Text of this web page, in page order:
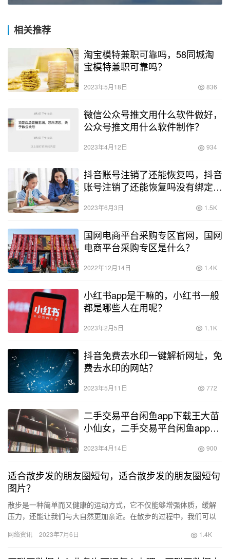
相关推荐
淘宝模特兼职可靠吗，58同城淘
宝模特兼职可靠吗？
2023年5月18日 836
微信公众号推文用什么软件做好，
公众号推文用什么软件制作？
2023年4月12日 934
抖音账号注销了还能恢复吗，抖音
账号注销了还能恢复吗没有绑定手
2023年6月3日 1.5K
国网电商平台采购专区官网，国网
电商平台采购专区是什么？
2022年12月14日 1.4K
小红书app是干嘛的，小红书一般
都是哪些人在用呢？
2023年2月5日 1.1K
抖音免费去水印一键解析网址，免
费去水印的网站？
2023年5月11日 772
二手交易平台闲鱼app下载王大苗
小仙女，二手交易平台闲鱼app下
2023年4月14日 900
适合散步发的朋友圈短句，适合散步发的朋友圈短句
图片？
散步是一种简单而又健康的运动方式，它不仅能够增强体质，缓解
压力，还能让我们与大自然更加亲近。在散步的过程中，我们可以
步发朋…
网络资讯 2023年7月6日 1.4K